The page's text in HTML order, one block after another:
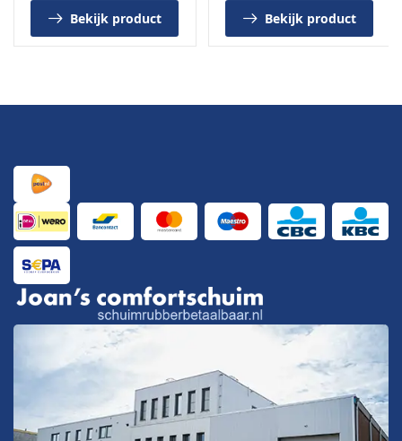
stoffeerartikelenop voorraad.
Belangrijk
140 cm breed, 100.000 Martindale
Warme rib met vleug
Prijs per strekkende meter
Knipstaal verkrijgbaar
Online te bestellen of af te halen in IJmuiden
Bekijk product Bekijk product